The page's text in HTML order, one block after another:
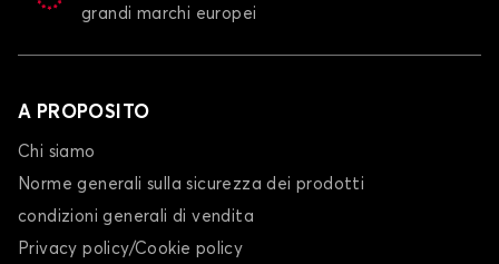
grandi marchi europei
A PROPOSITO
Chi siamo
Norme generali sulla sicurezza dei prodotti
condizioni generali di vendita
Privacy policy/Cookie policy